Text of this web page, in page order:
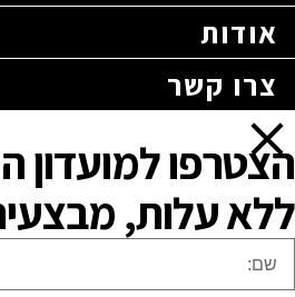
אודות
צרו קשר
הצטרפו למועדון
ללא עלות,